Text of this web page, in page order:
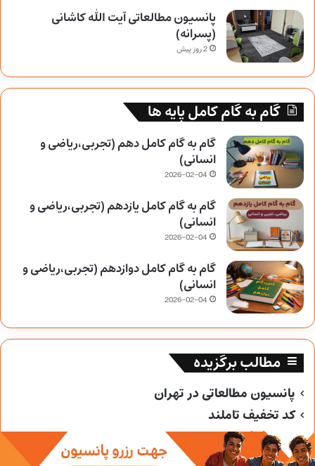
پانسیون مطالعاتی آیت الله کاشانی
(پسرانه)
2 روز پیش
گام به گام کامل پایه ها
گام به گام کامل دهم (تجربی،ریاضی و
انسانی)
2026-02-04
گام به گام کامل یازدهم (تجربی،ریاضی و
انسانی)
2026-02-04
گام به گام کامل دوازدهم (تجربی،ریاضی و
انسانی)
2026-02-04
مطالب برگزیده
پانسیون مطالعاتی در تهران
کد تخفیف تاملند
کد تخفیف خیلی سبز